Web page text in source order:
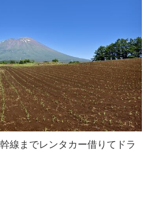
線までレンタカー借りてドラ